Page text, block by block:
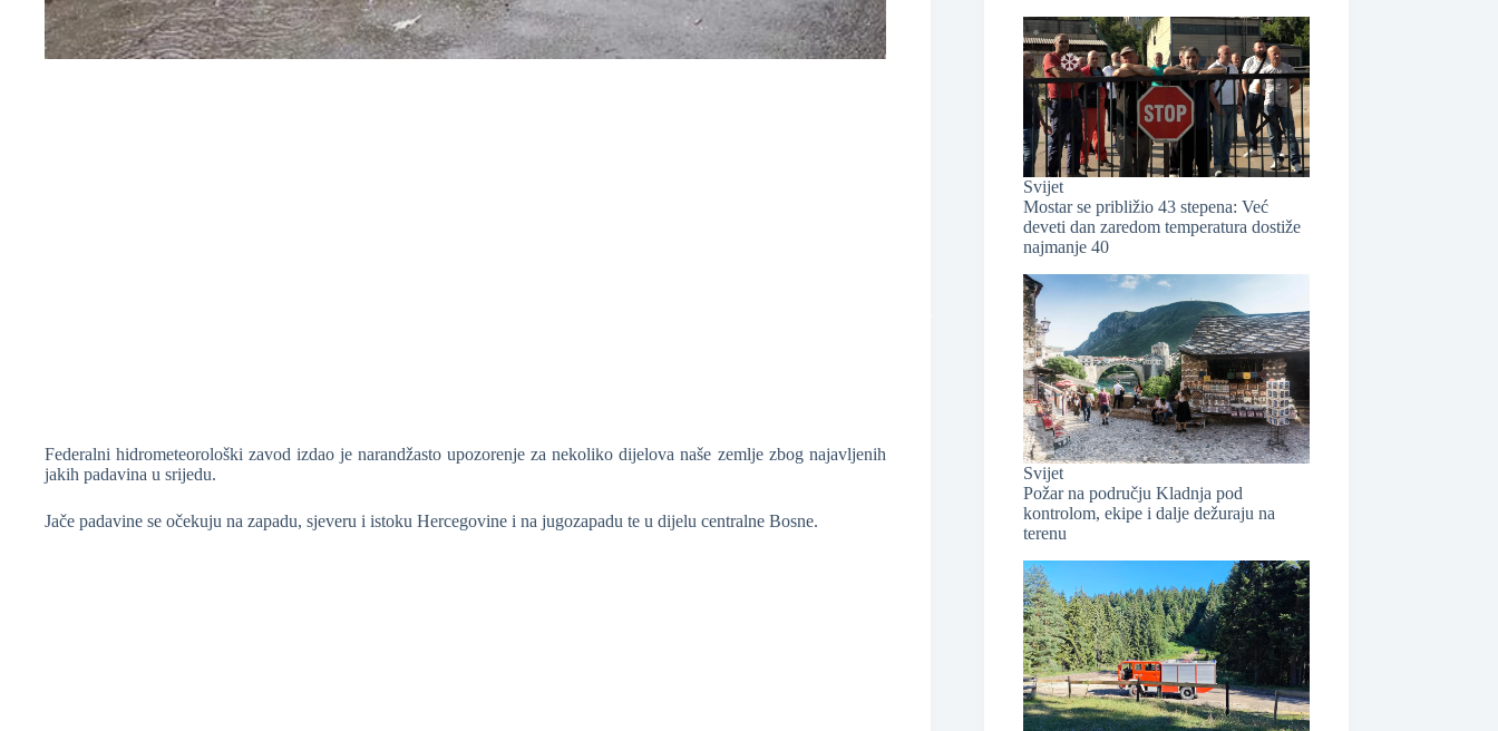
Federalni hidrometeorološki zavod izdao je narandžasto upozorenje za nekoliko dijelova naše zemlje zbog najavljenih
jakih padavina u srijedu.
Jače padavine se očekuju na zapadu, sjeveru i istoku Hercegovine i na jugozapadu te u dijelu centralne Bosne.
Svijet
Mostar se približio 43 stepena: Već
deveti dan zaredom temperatura dostiže
najmanje 40
Svijet
Požar na području Kladnja pod
kontrolom, ekipe i dalje dežuraju na
terenu
❆
❆
❆